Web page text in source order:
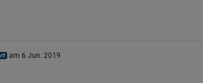
am 6 Jun. 2019